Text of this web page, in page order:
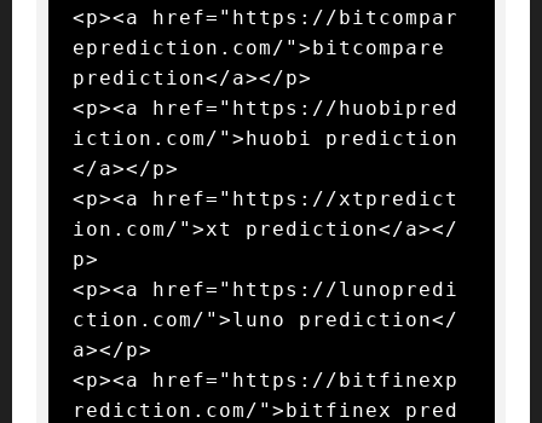
<p><a href="https://bitcompar
eprediction.com/">bitcompare
prediction</a></p>
<p><a href="https://huobipred
iction.com/">huobi prediction
</a></p>
<p><a href="https://xtpredict
ion.com/">xt prediction</a></
p>
<p><a href="https://lunopredi
ction.com/">luno prediction</
a></p>
<p><a href="https://bitfinexp
rediction.com/">bitfinex pred